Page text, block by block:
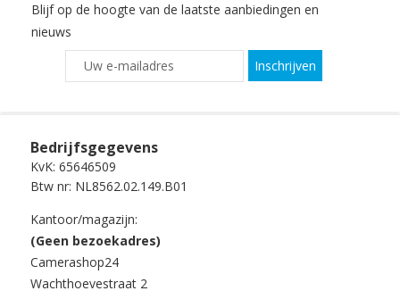
Blijf op de hoogte van de laatste aanbiedingen en
nieuws
Inschrijven
Bedrijfsgegevens
KvK: 65646509
Btw nr: NL8562.02.149.B01
Kantoor/magazijn:
(Geen bezoekadres)
Camerashop24
Wachthoevestraat 2